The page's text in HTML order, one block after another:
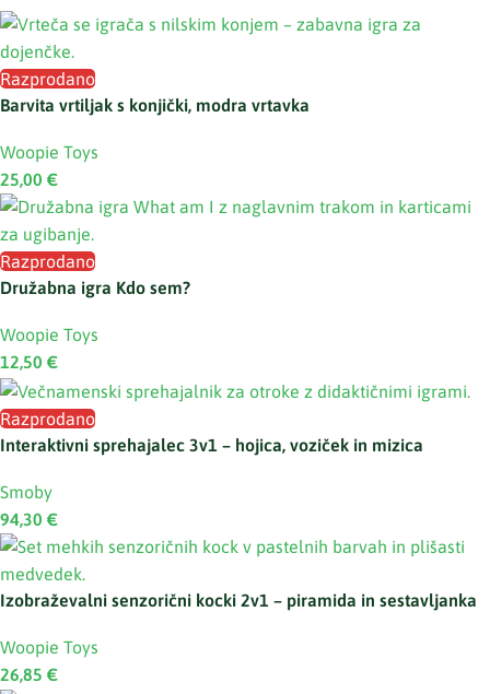
Razprodano
Barvita vrtiljak s konjički, modra vrtavka
Woopie Toys
25,00 €
Razprodano
Družabna igra Kdo sem?
Woopie Toys
12,50 €
Razprodano
Interaktivni sprehajalec 3v1 – hojica, voziček in mizica
Smoby
94,30 €
Izobraževalni senzorični kocki 2v1 – piramida in sestavljanka
Woopie Toys
26,85 €